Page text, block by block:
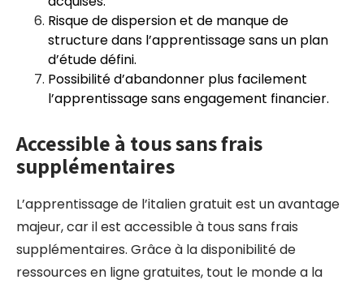
Risque de dispersion et de manque de
structure dans l’apprentissage sans un plan
d’étude défini.
Possibilité d’abandonner plus facilement
l’apprentissage sans engagement financier.
Accessible à tous sans frais
supplémentaires
L’apprentissage de l’italien gratuit est un avantage
majeur, car il est accessible à tous sans frais
supplémentaires. Grâce à la disponibilité de
ressources en ligne gratuites, tout le monde a la